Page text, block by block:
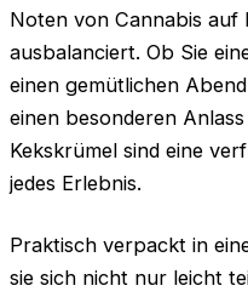
Noten von Cannabis auf
ausbalanciert. Ob Sie
einen gemütlichen
einen besonderen
Kekskrümel sind eine
jedes Erlebnis.
Praktisch verpackt in
sie sich nicht nur leicht